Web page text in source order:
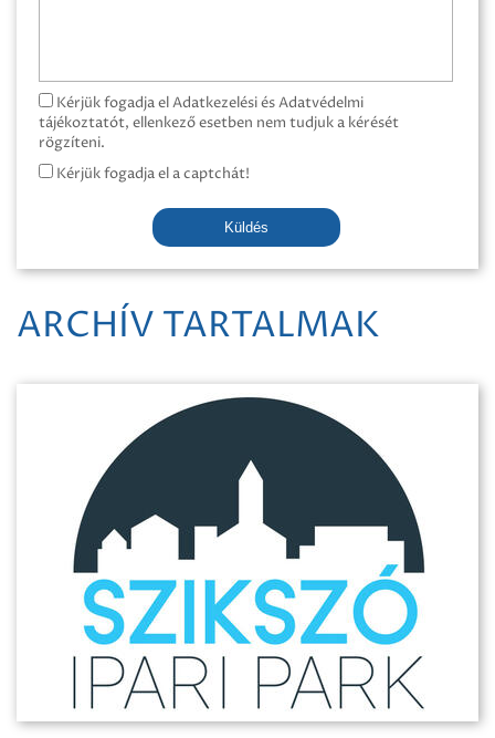
Kérjük fogadja el Adatkezelési és Adatvédelmi
tájékoztatót, ellenkező esetben nem tudjuk a kérését
rögzíteni.
Kérjük fogadja el a captchát!
Küldés
ARCHÍV TARTALMAK